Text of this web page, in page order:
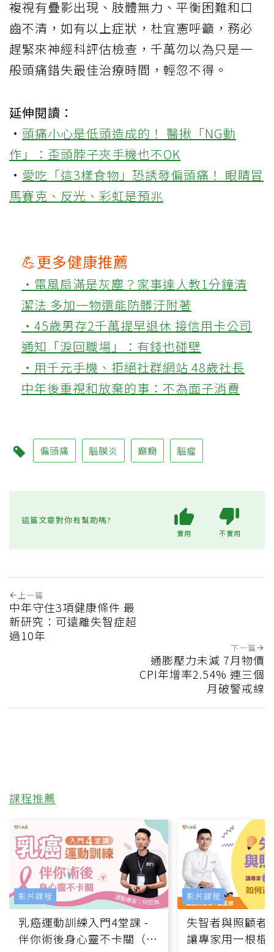
複視有疊影出現、肢體無力、平衡困難和口
齒不清，如有以上症狀，杜宜憲呼籲，務必
趕緊來神經科評估檢查，千萬勿以為只是一
般頭痛錯失最佳治療時間，輕忽不得。
延伸閱讀：
· 頭痛小心是低頭造成的！ 醫揪「NG動
作」：歪頭脖子夾手機也不OK
· 愛吃「這3樣食物」恐誘發偏頭痛！ 眼睛冒
馬賽克、反光、彩虹是預兆
💪更多健康推薦
‧電風扇滿是灰塵？家事達人教1分鐘清
潔法 多加一物還能防髒汙附著
‧45歲男存2千萬提早退休 接信用卡公司
通知「淚回職場」：有錢也碰壁
‧用千元手機、拒絕社群網站 48歲社長
中年後重視和放棄的事：不為面子消費
偏頭痛 腦膜炎 癲癇 腦瘤
這篇文章對你有幫助嗎?
實用 不實用
上一篇
中年守住3項健康條件 最
新研究：可遠離失智症超
過10年
下一篇
通膨壓力未減 7月物價
CPI年增率2.54% 連三個
月破警戒線
課程推薦
乳癌運動訓練入門4堂課 -
伴你術後身心靈不卡關（線
影片課程
失智者與照顧者
讓專家用一根棍
影片課程